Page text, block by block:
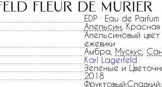
fleur de murier
EDP · Eau de
Апельсин ,
Апельсиновый цвет
ежевики
Амбра, Мускус
Karl Lagerfeld
Зеленые и
2018